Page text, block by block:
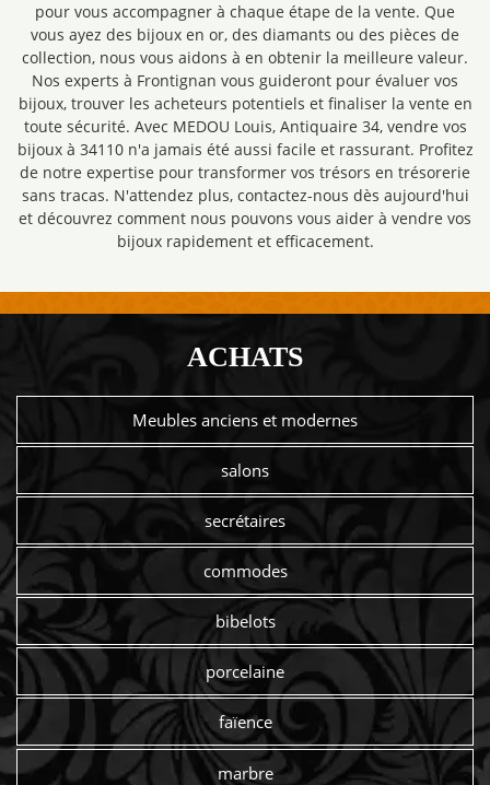
pour vous accompagner à chaque étape de la vente. Que
vous ayez des bijoux en or, des diamants ou des pièces de
collection, nous vous aidons à en obtenir la meilleure valeur.
Nos experts à Frontignan vous guideront pour évaluer vos
bijoux, trouver les acheteurs potentiels et finaliser la vente en
toute sécurité. Avec MEDOU Louis, Antiquaire 34, vendre vos
bijoux à 34110 n'a jamais été aussi facile et rassurant. Profitez
de notre expertise pour transformer vos trésors en trésorerie
sans tracas. N'attendez plus, contactez-nous dès aujourd'hui
et découvrez comment nous pouvons vous aider à vendre vos
bijoux rapidement et efficacement.
ACHATS
Meubles anciens et modernes
salons
secrétaires
commodes
bibelots
porcelaine
faïence
marbre